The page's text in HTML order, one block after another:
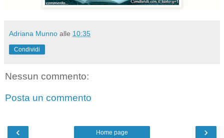
Adriana Munno alle 10:35
Condividi
Nessun commento:
Posta un commento
‹ ›
Home page